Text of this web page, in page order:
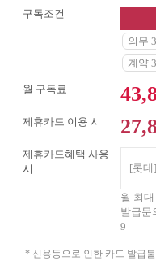
구독조건
의무
계약
월 구독료
제휴카드 이용 시
제휴카드혜택 사용
시
[롯
월 최대
발급문
9
* 신용등으로 인한 카드 발급